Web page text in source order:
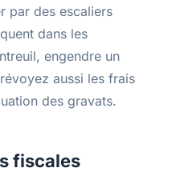
par des escaliers
dans les
engendre un
aussi les frais
des gravats.
fiscales